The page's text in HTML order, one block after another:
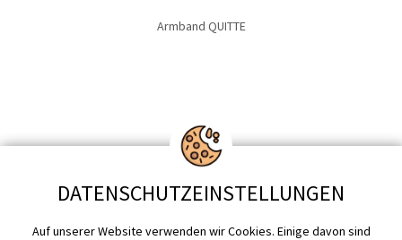
Set LYKKELIG
DATENSCHUTZ­EINSTELLUNGEN
Auf unserer Website verwenden wir Cookies. Einige davon sind